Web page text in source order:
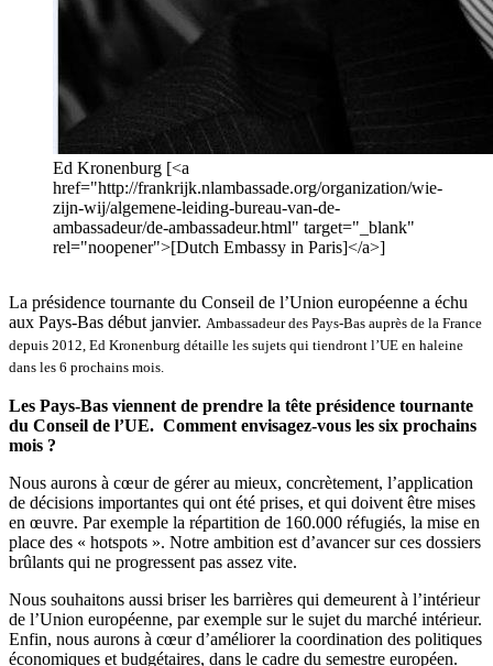
Ed Kronenburg [<a
href="http://frankrijk.nlambassade.org/organization/wie-
zijn-wij/algemene-leiding-bureau-van-de-
ambassadeur/de-ambassadeur.html" target="_blank"
rel="noopener">[Dutch Embassy in Paris]</a>]
La présidence tournante du Conseil de l’Union européenne a échu
aux Pays-Bas début janvier. Ambassadeur des Pays-Bas auprès de la France
depuis 2012, Ed Kronenburg détaille les sujets qui tiendront l’UE en haleine
dans les 6 prochains mois.
Les Pays-Bas viennent de prendre la tête présidence tournante
du Conseil de l’UE. Comment envisagez-vous les six prochains
mois ?
Nous aurons à cœur de gérer au mieux, concrètement, l’application
de décisions importantes qui ont été prises, et qui doivent être mises
en œuvre. Par exemple la répartition de 160.000 réfugiés, la mise en
place des « hotspots ». Notre ambition est d’avancer sur ces dossiers
brûlants qui ne progressent pas assez vite.
Nous souhaitons aussi briser les barrières qui demeurent à l’intérieur
de l’Union européenne, par exemple sur le sujet du marché intérieur.
Enfin, nous aurons à cœur d’améliorer la coordination des politiques
économiques et budgétaires, dans le cadre du semestre européen.